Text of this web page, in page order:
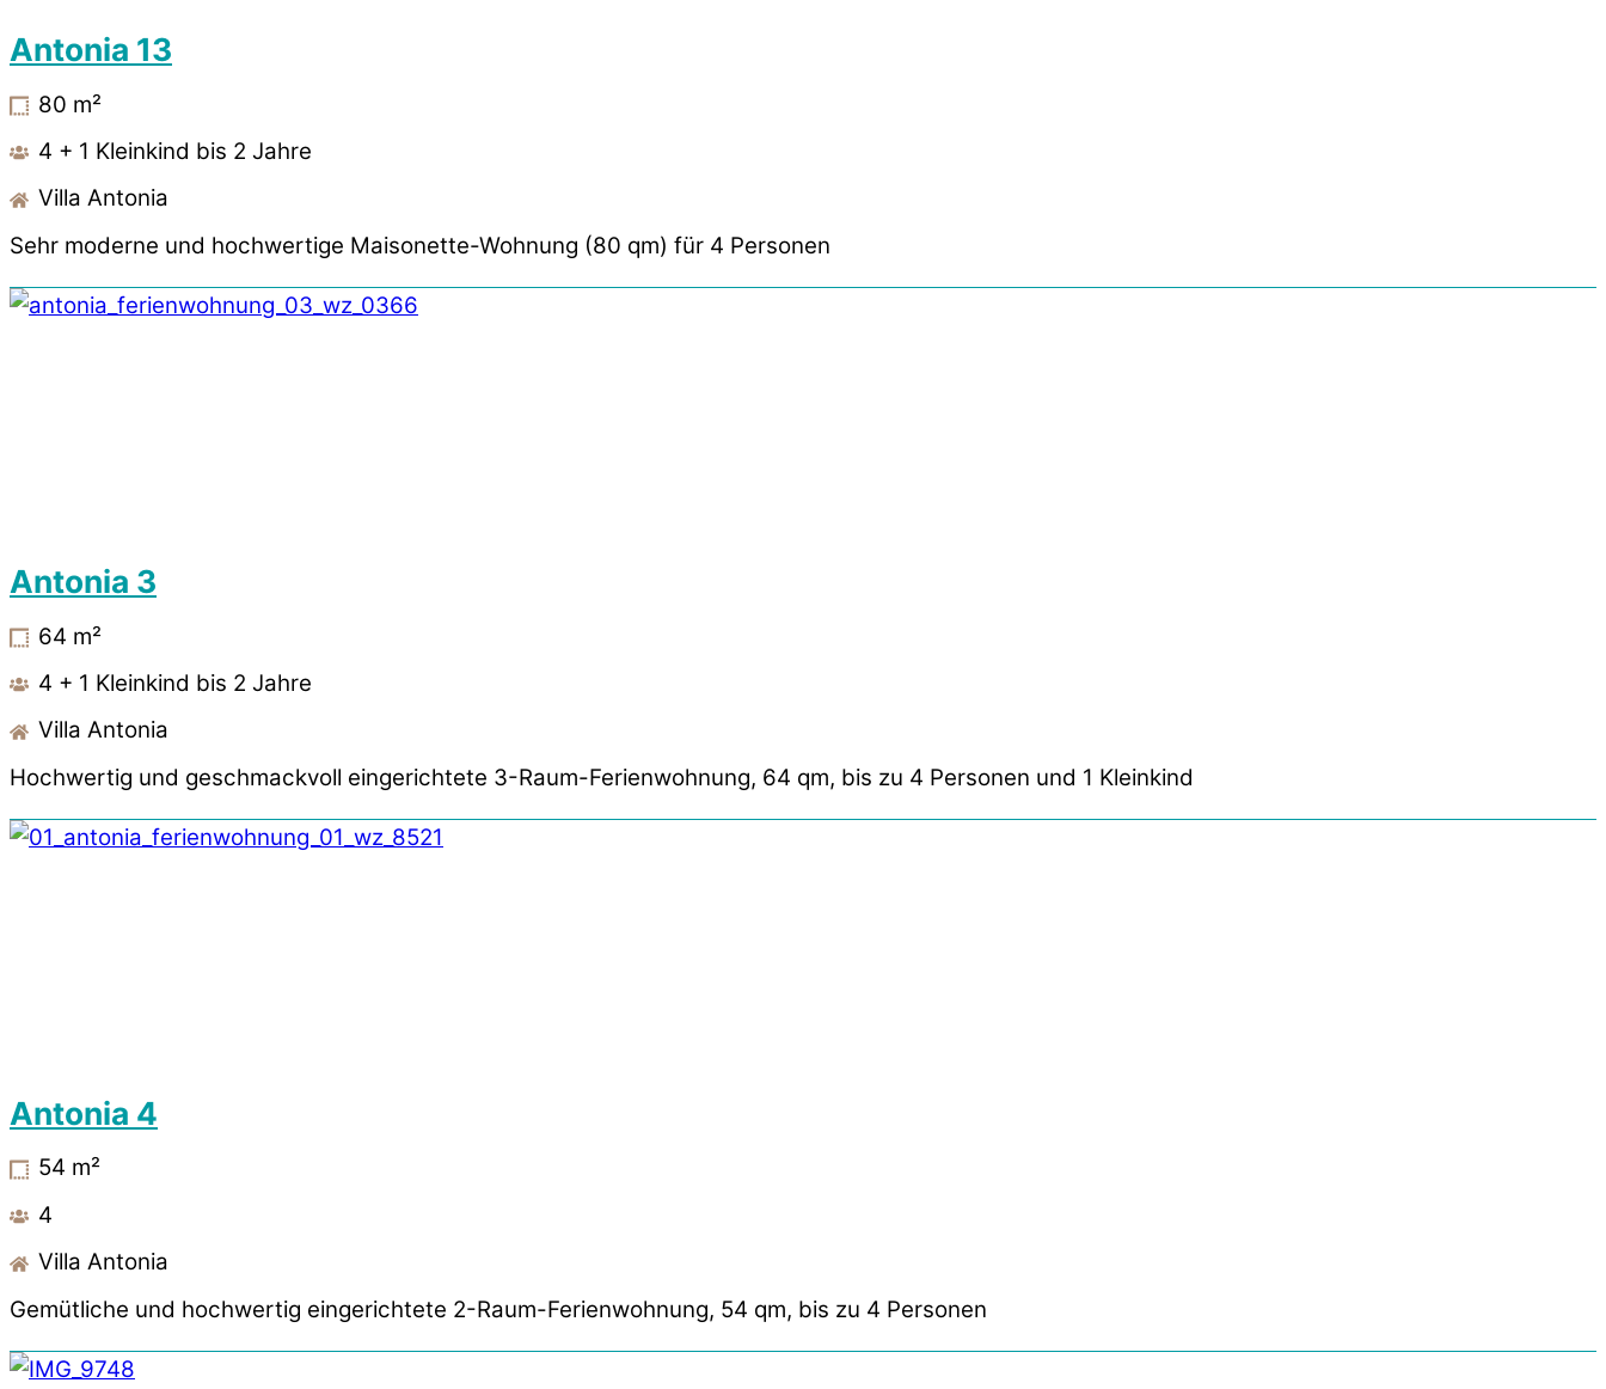
Antonia 13
80 m²
4 + 1 Kleinkind bis 2 Jahre
Villa Antonia
Sehr moderne und hochwertige Maisonette-Wohnung (80 qm) für 4 Personen
Antonia 3
64 m²
4 + 1 Kleinkind bis 2 Jahre
Villa Antonia
Hochwertig und geschmackvoll eingerichtete 3-Raum-Ferienwohnung, 64 qm, bis zu 4 Personen und 1 Kleinkind
Antonia 4
54 m²
4
Villa Antonia
Gemütliche und hochwertig eingerichtete 2-Raum-Ferienwohnung, 54 qm, bis zu 4 Personen